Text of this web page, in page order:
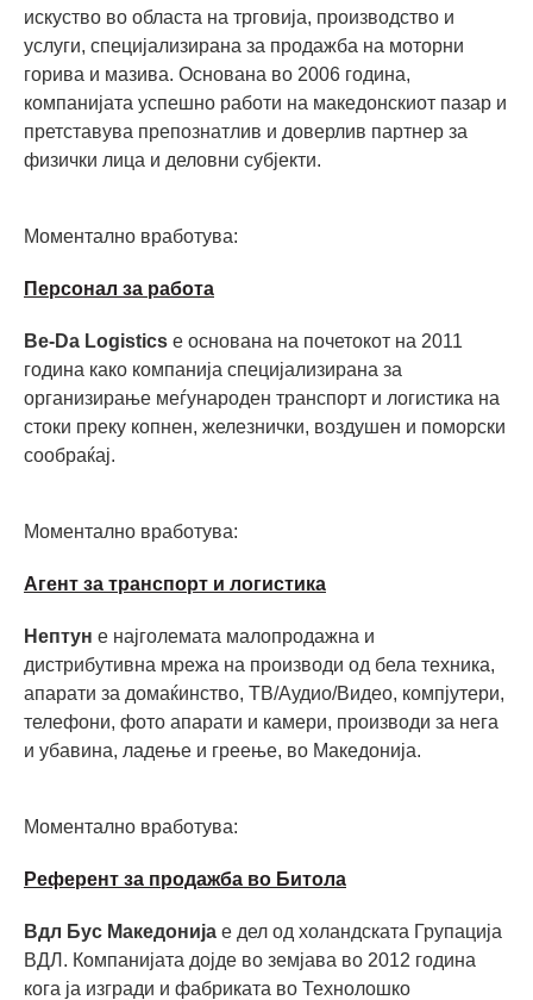
искуство во областа на трговија, производство и
услуги, специјализирана за продажба на моторни
горива и мазива. Основана во 2006 година,
компанијата успешно работи на македонскиот пазар и
претставува препознатлив и доверлив партнер за
физички лица и деловни субјекти.
Моментално вработува:
Персонал за работа
Be-Da Logistics е основана на почетокот на 2011
година како компанија специјализирана за
организирање меѓународен транспорт и логистика на
стоки преку копнен, железнички, воздушен и поморски
сообраќај.
Моментално вработува:
Агент за транспорт и логистика
Нептун е најголемата малопродажна и
дистрибутивна мрежа на производи од бела техника,
апарати за домаќинство, ТВ/Аудио/Видео, компјутери,
телефони, фото апарати и камери, производи за нега
и убавина, ладење и греење, во Македонијa.
Моментално вработува:
Референт за продажба во Битола
Вдл Бус Македонија е дел од холандската Групација
ВДЛ. Компанијата дојде во земјава во 2012 година
кога ја изгради и фабриката во Технолошко